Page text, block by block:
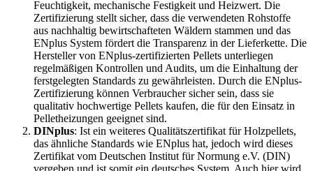
Feuchtigkeit, mechanische Festigkeit und Heizwert. Die
Zertifizierung stellt sicher, dass die verwendeten Rohstoffe
aus nachhaltig bewirtschafteten Wäldern stammen und das
ENplus System fördert die Transparenz in der Lieferkette. Die
Hersteller von ENplus-zertifizierten Pellets unterliegen
regelmäßigen Kontrollen und Audits, um die Einhaltung der
ferstgelegten Standards zu gewährleisten. Durch die ENplus-
Zertifizierung können Verbraucher sicher sein, dass sie
qualitativ hochwertige Pellets kaufen, die für den Einsatz in
Pelletheizungen geeignet sind.
DINplus: Ist ein weiteres Qualitätszertifikat für Holzpellets,
das ähnliche Standards wie ENplus hat, jedoch wird dieses
Zertifikat vom Deutschen Institut für Normung e.V. (DIN)
vergeben und ist somit ein deutsches System. Auch hier wird